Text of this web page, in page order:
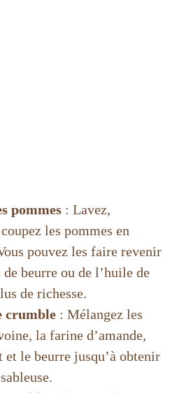
pommes : Lavez,
les pommes en
pouvez les faire revenir
de beurre ou de l’huile de
de richesse.
crumble : Mélangez les
la farine d’amande,
et le beurre jusqu’à obtenir